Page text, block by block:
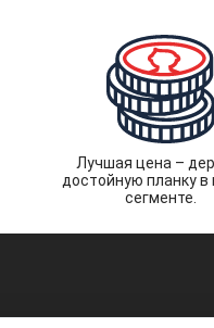
Лучшая цена –
достойную планку
сегменте.